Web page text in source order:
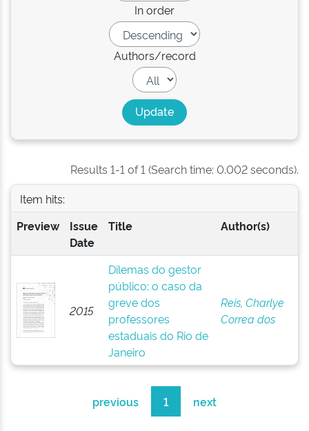
In order
Authors/record
Results 1-1 of 1 (Search time: 0.002 seconds).
Item hits:
Preview
Issue
Date
Title Author(s)
2015
Dilemas do gestor
público: o caso da
greve dos
professores
estaduais do Rio de
Janeiro
Reis, Charlye
Correa dos
previous 1 next